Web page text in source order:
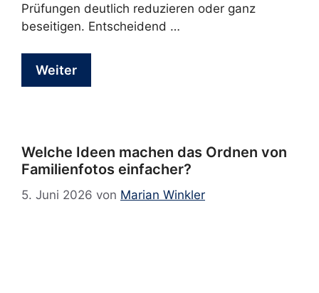
Prüfungen deutlich reduzieren oder ganz
beseitigen. Entscheidend …
Weiter
Welche Ideen machen das Ordnen von
Familienfotos einfacher?
5. Juni 2026 von Marian Winkler